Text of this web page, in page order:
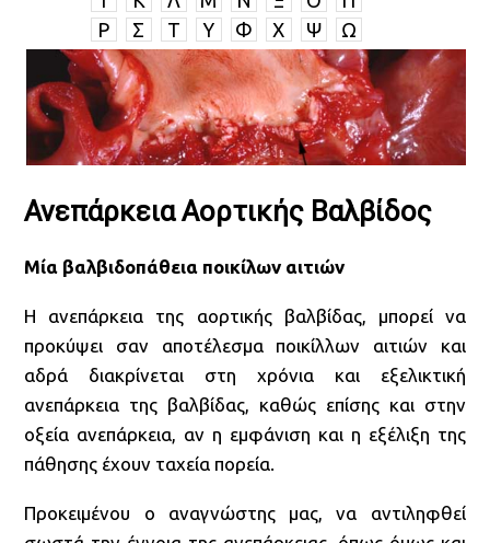
P
Σ Τ Υ Φ Χ Ψ Ω
Ανεπάρκεια Αορτικής Βαλβίδος
Μία βαλβιδοπάθεια ποικίλων αιτιών
Η ανεπάρκεια της αορτικής βαλβίδας, μπορεί να
προκύψει σαν αποτέλεσμα ποικίλλων αιτιών και
αδρά διακρίνεται στη χρόνια και εξελικτική
ανεπάρκεια της βαλβίδας, καθώς επίσης και στην
οξεία ανεπάρκεια, αν η εμφάνιση και η εξέλιξη της
πάθησης έχουν ταχεία πορεία.
Προκειμένου ο αναγνώστης μας, να αντιληφθεί